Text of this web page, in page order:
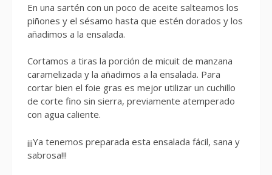
En una sartén con un poco de aceite salteamos los
piñones y el sésamo hasta que estén dorados y los
añadimos a la ensalada.
Cortamos a tiras la porción de micuit de manzana
caramelizada y la añadimos a la ensalada. Para
cortar bien el foie gras es mejor utilizar un cuchillo
de corte fino sin sierra, previamente atemperado
con agua caliente.
¡¡¡Ya tenemos preparada esta ensalada fácil, sana y
sabrosa!!!